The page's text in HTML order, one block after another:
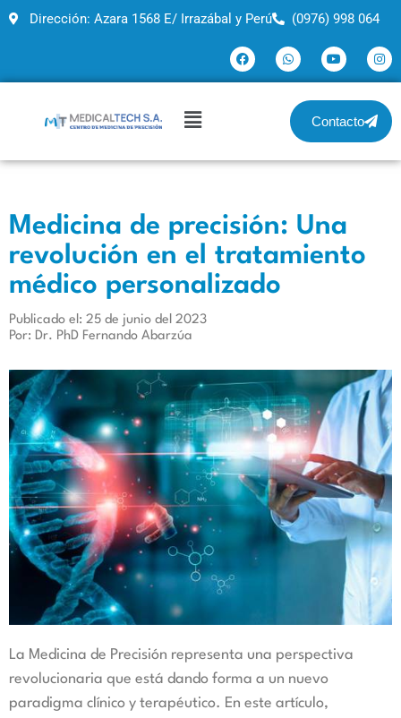
Dirección: Azara 1568 E/ Irrazábal y Perú (0976) 998 064
Contacto
Medicina de precisión: Una
revolución en el tratamiento
médico personalizado
Publicado el: 25 de junio del 2023
Por: Dr. PhD Fernando Abarzúa
La Medicina de Precisión representa una perspectiva
revolucionaria que está dando forma a un nuevo
paradigma clínico y terapéutico. En este artículo,